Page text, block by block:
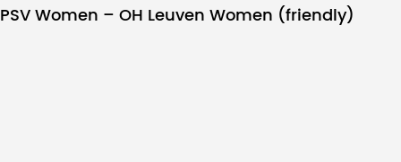
PSV Women – OH Leuven Women (friendly)